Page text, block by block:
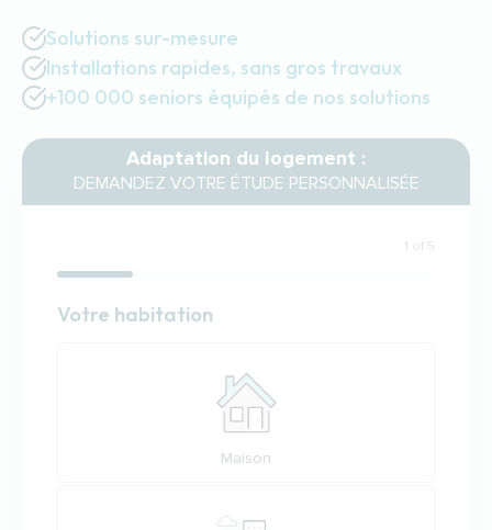
Solutions sur-mesure
Installations rapides, sans gros travaux
+100 000 seniors équipés de nos solutions
Adaptation du logement :
DEMANDEZ VOTRE ÉTUDE PERSONNALISÉE
1 of 5
Habitation
Votre habitation
Maison